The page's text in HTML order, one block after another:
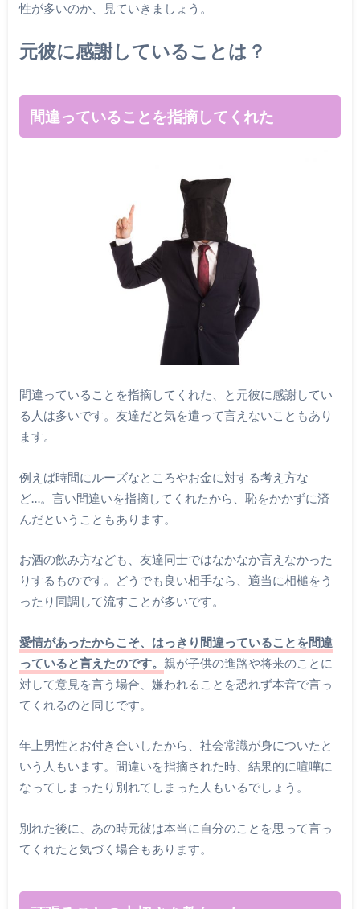
性が多いのか、見ていきましょう。
元彼に感謝していることは？
間違っていることを指摘してくれた
間違っていることを指摘してくれた、と元彼に感謝してい
る人は多いです。友達だと気を遣って言えないこともあり
ます。
例えば時間にルーズなところやお金に対する考え方な
ど…。言い間違いを指摘してくれたから、恥をかかずに済
んだということもあります。
お酒の飲み方なども、友達同士ではなかなか言えなかった
りするものです。どうでも良い相手なら、適当に相槌をう
ったり同調して流すことが多いです。
愛情があったからこそ、はっきり間違っていることを間違
っていると言えたのです。 親が子供の進路や将来のことに
対して意見を言う場合、嫌われることを恐れず本音で言っ
てくれるのと同じです。
年上男性とお付き合いしたから、社会常識が身についたと
いう人もいます。間違いを指摘された時、結果的に喧嘩に
なってしまったり別れてしまった人もいるでしょう。
別れた後に、あの時元彼は本当に自分のことを思って言っ
てくれたと気づく場合もあります。